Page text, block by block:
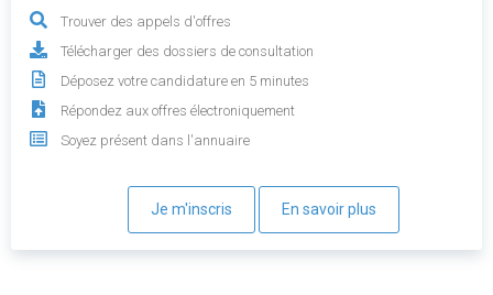
Trouver des appels d'offres
Télécharger des dossiers de consultation
Déposez votre candidature en 5 minutes
Répondez aux offres électroniquement
Soyez présent dans l'annuaire
Je m'inscris En savoir plus